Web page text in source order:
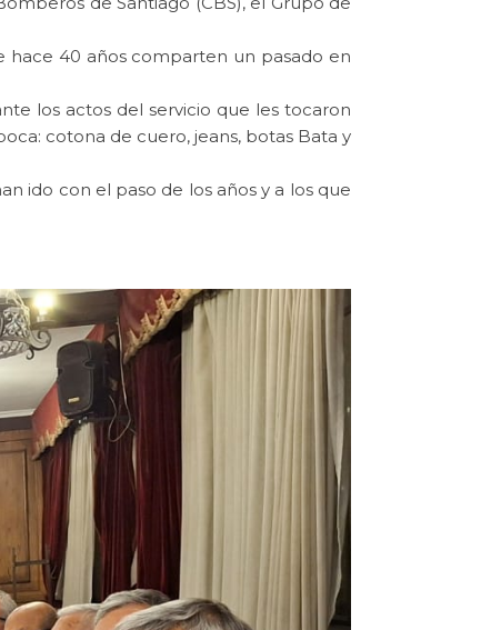
hace 40 años comparten un pasado en
los actos del servicio que les tocaron
cotona de cuero, jeans, botas Bata y
ido con el paso de los años y a los que